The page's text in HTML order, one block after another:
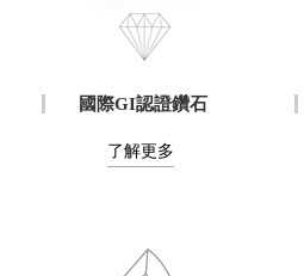
國際GI認證鑽石
了解更多